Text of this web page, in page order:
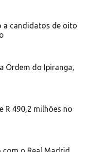
a candidatos de oito
Ordem do Ipiranga,
R 490,2 milhões no